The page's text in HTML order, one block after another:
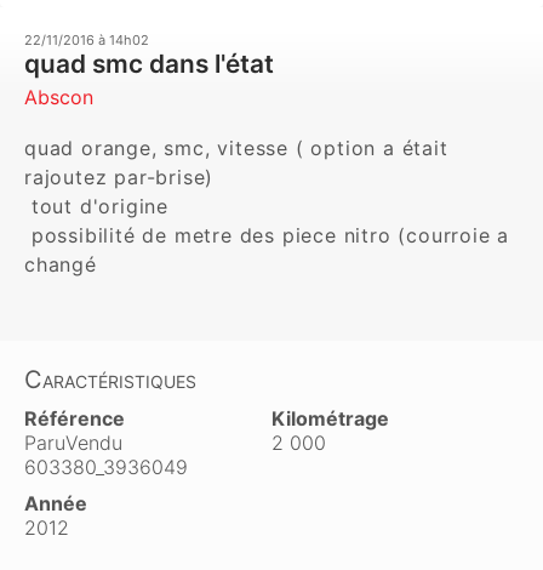
22/11/2016 à 14h02
quad smc dans l'état
Abscon
quad orange, smc, vitesse ( option a était
rajoutez par-brise)
Caractéristiques
Référence
ParuVendu
603380_3936049
Kilométrage
2 000
Année
2012